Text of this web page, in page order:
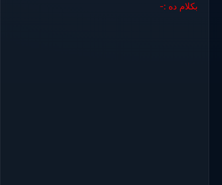
بكلام ده :-